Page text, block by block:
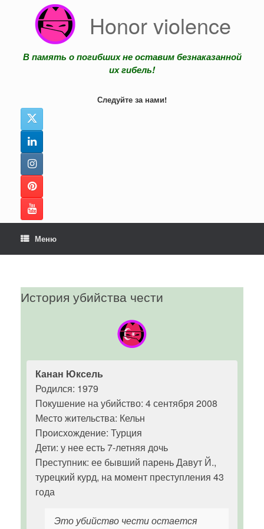
содержанию
Honor violence
В память о погибших не оставим безнаказанной
их гибель!
Следуйте за нами!
Меню
История убийства чести
Канан Юксель
Родился: 1979
Покушение на убийство: 4 сентября 2008
Место жительства: Кельн
Происхождение: Турция
Дети: у нее есть 7-летняя дочь
Преступник: ее бывший парень Давут Й.,
турецкий курд, на момент преступления 43
года
Это убийство чести остается